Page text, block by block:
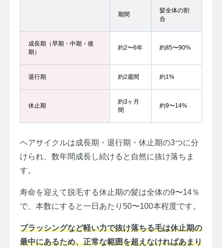
期間
髪全体の割
合
成長期（早期・中期・後
期）
約2〜6年 約85〜90%
退行期 約2週間 約1%
休止期
約3ヶ月
間
約9〜14%
ヘアサイクルは成長期・退行期・休止期の3つに分
けられ、数年間成長し続けると自然に抜け落ちま
す。
寿命を迎えて脱毛する休止期の髪は全体の9〜14％
で、本数にすると一日あたり50〜100本程度です。
ブラッシングなど軽い力で抜け落ちる毛は休止期の
最中にあるため、正常な範囲を超えなければあまり